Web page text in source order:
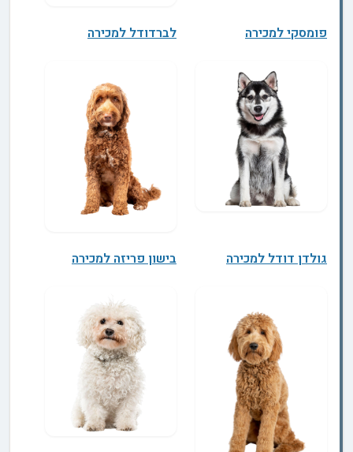
פומסקי למכירה לברדודל למכירה
גולדן דודל למכירה בישון פריזה למכירה